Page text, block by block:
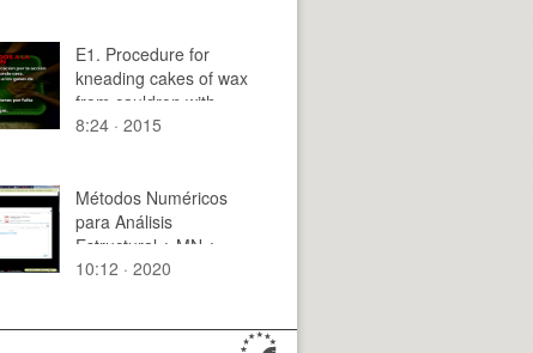
E1. Procedure for
kneading cakes of wax
from cauldron with
prevention measures
8:24 · 2015
Métodos Numéricos
para Análisis
Estructural ¿ MN ¿
2020 ¿ Clase 04 ¿
10:12 · 2020